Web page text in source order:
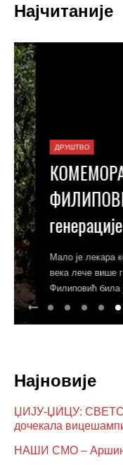
Најчитаније
ДРУШТВО
ФИЛИПОВИЋ
генерације
Мало је лекара који
века лече више
Филиповић била је
Најновије
ЏИЈУ-ЏИЦУ:
дочекала
НАШИ СМО –